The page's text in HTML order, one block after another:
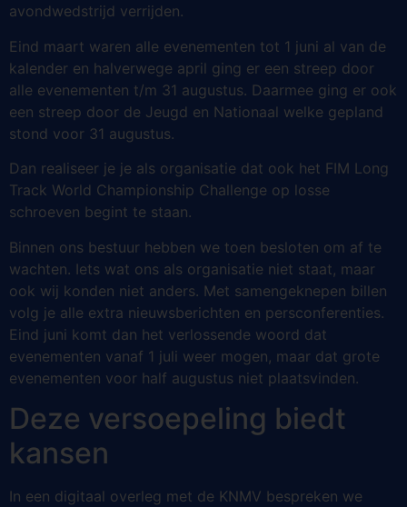
avondwedstrijd verrijden.
Eind maart waren alle evenementen tot 1 juni al van de
kalender en halverwege april ging er een streep door
alle evenementen t/m 31 augustus. Daarmee ging er ook
een streep door de Jeugd en Nationaal welke gepland
stond voor 31 augustus.
Dan realiseer je je als organisatie dat ook het FIM Long
Track World Championship Challenge op losse
schroeven begint te staan.
Binnen ons bestuur hebben we toen besloten om af te
wachten. Iets wat ons als organisatie niet staat, maar
ook wij konden niet anders. Met samengeknepen billen
volg je alle extra nieuwsberichten en persconferenties.
Eind juni komt dan het verlossende woord dat
evenementen vanaf 1 juli weer mogen, maar dat grote
evenementen voor half augustus niet plaatsvinden.
Deze versoepeling biedt
kansen
In een digitaal overleg met de KNMV bespreken we